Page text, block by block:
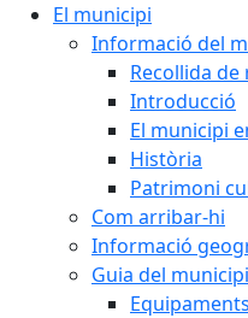
El municipi
Informació del
Recollida de
Introducció
El municipi
Història
Patrimoni
Com arribar-hi
Informació
Guia del municipi
Equipaments